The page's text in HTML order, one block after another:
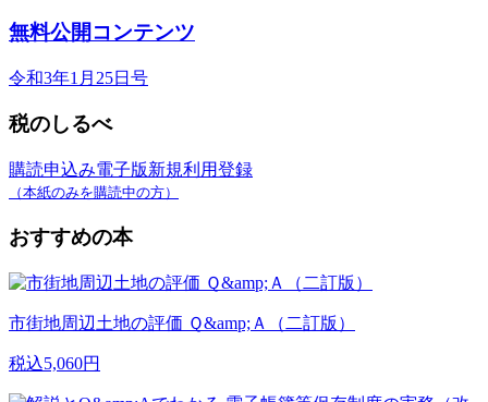
無料公開コンテンツ
令和3年1月25日号
税のしるべ
購読申込み電子版新規利用登録
（本紙のみを購読中の方）
おすすめの本
市街地周辺土地の評価 Ｑ&amp;Ａ（二訂版）
税込5,060円